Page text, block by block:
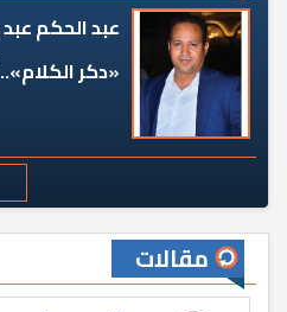
عبد الحكم عبد
«دكر
مقالات